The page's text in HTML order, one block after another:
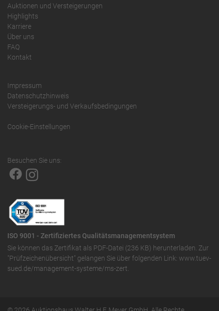
Auktionen und Versteigerungen
Highlights
Karriere
Über uns
FAQ
Kontakt
Impressum
Datenschutzhinweis
Versteigerungs- und Verkaufsbedingungen
Cookie-Einstellungen
Besuchen Sie uns:
ISO 9001 - Zertifiziertes Qualitätsmanagementsystem
Sie können das Zertifikat als PDF-Datei (236 KB) herunterladen. Zur
"Prüfzeichenübersicht" gelangen Sie über folgenden Link: www.tuev-
sued.de/management-systeme/ms-zert